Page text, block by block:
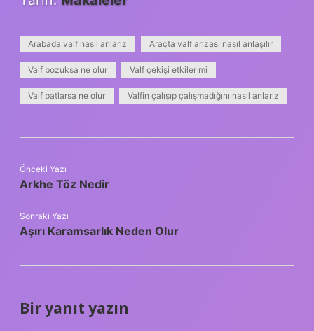
Arabada valf nasıl anlarız Araçta valf arızası nasıl anlaşılır
Valf bozuksa ne olur Valf çekişi etkiler mi
Valf patlarsa ne olur Valfin çalışıp çalışmadığını nasıl anlarız
Önceki Yazı
Arkhe Töz Nedir
Sonraki Yazı
Aşırı Karamsarlık Neden Olur
Bir yanıt yazın